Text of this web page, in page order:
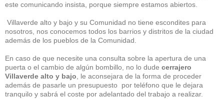
este comunicando insista, porque siempre estamos abiertos.
Villaverde alto y bajo y su Comunidad no tiene escondites para
nosotros, nos conocemos todos los barrios y distritos de la ciudad
además de los pueblos de la Comunidad.
En caso de que necesite una consulta sobre la apertura de una
puerta o el cambio de algún bombillo, no lo dude cerrajero
Villaverde alto y bajo , le aconsejara de la forma de proceder
además de pasarle un presupuesto por teléfono que le dejara
tranquilo y sabrá el coste por adelantado del trabajo a realizar.